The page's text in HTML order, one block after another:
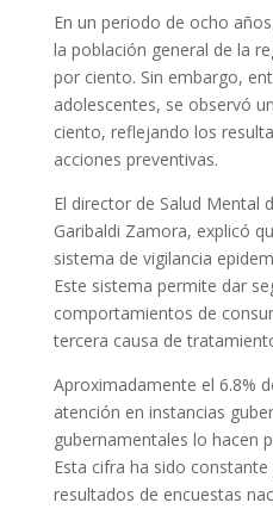
En un periodo de ocho
la población general de la
por ciento. Sin embargo,
adolescentes, se observó
ciento, reflejando los
acciones preventivas.
El director de Salud Mental
Garibaldi Zamora, explicó
sistema de vigilancia
Este sistema permite dar
comportamientos de
tercera causa de
Aproximadamente el 6.8%
atención en instancias
gubernamentales lo hacen
Esta cifra ha sido
resultados de encuestas